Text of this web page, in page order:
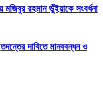
মজিবুর রহমান ভুঁইয়াকে সংবর্ধনা
দাবিতে মানববন্ধন ও